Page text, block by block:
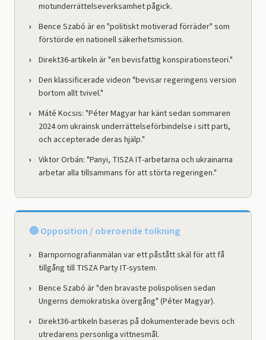
motunderrättelseverksamhet pågick.
Bence Szabó är en "politiskt motiverad förräder" som
förstörde en nationell säkerhetsmission.
Direkt36-artikeln är "en bevisfattig konspirationsteori."
Den klassificerade videon "bevisar regeringens version
bortom allt tvivel."
Máté Kocsis: "Péter Magyar har känt sedan sommaren
2024 om ukrainsk underrättelseförbindelse i sitt parti,
och accepterade deras hjälp."
Viktor Orbán: "Panyi, TISZA IT-arbetarna och ukrainarna
arbetar alla tillsammans för att störta regeringen."
🔵 Opposition / oberoende tolkning
Barnpornografianmälan var ett påstått skäl för att få
tillgång till TISZA Party IT-system.
Bence Szabó är "den bravaste polispolisen sedan
Ungerns demokratiska övergång" (Péter Magyar).
Direkt36-artikeln baseras på dokumenterade bevis och
utredarens personliga vittnesmål.